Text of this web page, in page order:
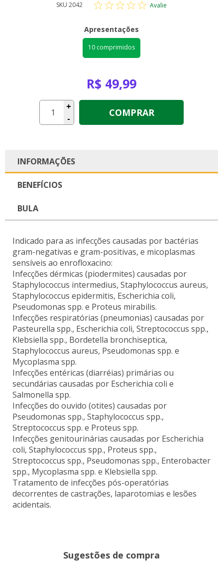
SKU 2042 Avalie
Apresentações
10 comprimidos
R$ 49,99
+
-
COMPRAR
INFORMAÇÕES
BENEFÍCIOS
BULA
Indicado para as infecções causadas por bactérias
gram-negativas e gram-positivas, e micoplasmas
sensíveis ao enrofloxacino:
Infecções dérmicas (piodermites) causadas por
Staphylococcus intermedius, Staphylococcus aureus,
Staphylococcus epidermitis, Escherichia coli,
Pseudomonas spp. e Proteus mirabilis.
Infecções respiratórias (pneumonias) causadas por
Pasteurella spp., Escherichia coli, Streptococcus spp.,
Klebsiella spp., Bordetella bronchiseptica,
Staphylococcus aureus, Pseudomonas spp. e
Mycoplasma spp.
Infecções entéricas (diarréias) primárias ou
secundárias causadas por Escherichia coli e
Salmonella spp.
Infecções do ouvido (otites) causadas por
Pseudomonas spp., Staphylococcus spp.,
Streptococcus spp. e Proteus spp.
Infecções genitourinárias causadas por Escherichia
coli, Staphylococcus spp., Proteus spp.,
Streptococcus spp., Pseudomonas spp., Enterobacter
spp., Mycoplasma spp. e Klebsiella spp.
Tratamento de infecções pós-operatórias
decorrentes de castrações, laparotomias e lesões
acidentais.
Sugestões de compra